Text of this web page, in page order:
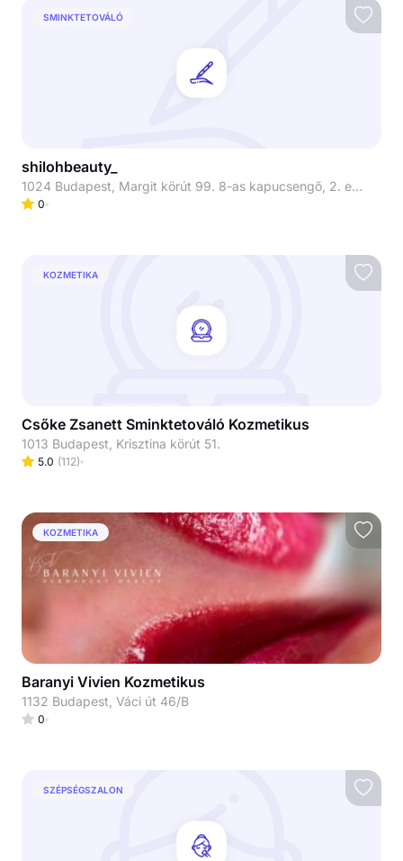
SMINKTETOVÁLÓ
shilohbeauty_
1024 Budapest, Margit körút 99. 8-as kapucsengő, 2. emelet
0
KOZMETIKA
Csőke Zsanett Sminktetováló Kozmetikus
1013 Budapest, Krisztina körút 51.
5.0 (112)
KOZMETIKA
Baranyi Vivien Kozmetikus
1132 Budapest, Váci út 46/B
0
SZÉPSÉGSZALON